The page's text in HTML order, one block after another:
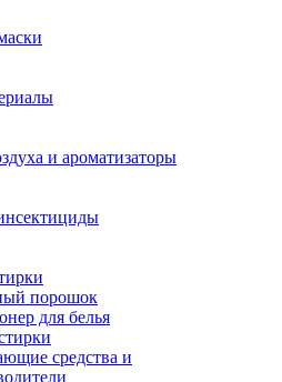
и ароматизаторы
порошок
для белья
средства и